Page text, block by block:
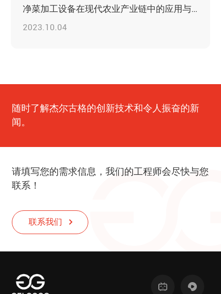
净菜加工设备在现代农业产业链中的应用与价值
2023.10.04
随时了解杰尔古格的创新技术和令人振奋的新
闻。
请填写您的需求信息，我们的工程师会尽快与您
联系！
联系我们